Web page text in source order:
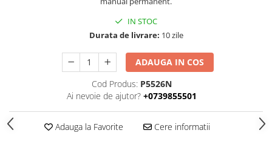
IN STOC
Durata de livrare: 10 zile
ADAUGA IN COS
Cod Produs: P5526N
Ai nevoie de ajutor? +0739855501
Adauga la Favorite Cere informatii